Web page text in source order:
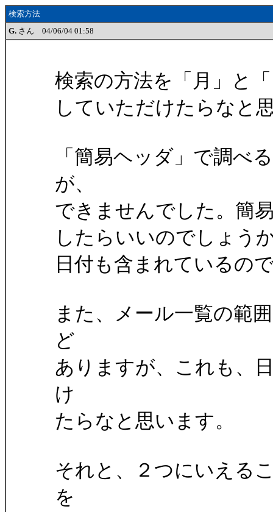
検索方法
G. さん 04/06/04 01:58
検索の方法を「月」と
していただけたらなと
「簡易ヘッダ」で調べ
が、
できませんでした。簡
したらいいのでしょう
日付も含まれているの
また、メール一覧の範
ど
ありますが、これも、
け
たらなと思います。
それと、２つにいえる
を